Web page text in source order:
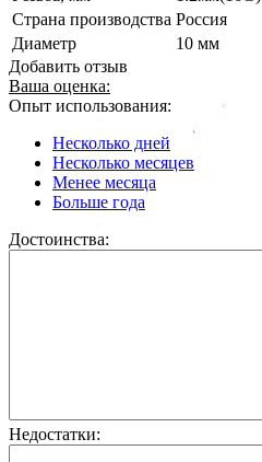
Страна производства Россия
Диаметр
10 мм
Добавить отзыв
Ваша оценка:
Опыт использования:
Несколько дней
Несколько месяцев
Менее месяца
Больше года
Достоинства:
Недостатки: